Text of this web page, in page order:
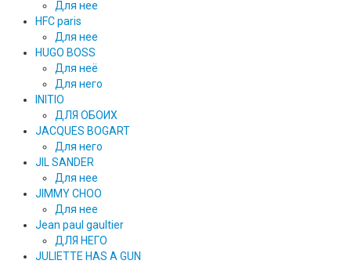
Для нее
HFC paris
Для нее
HUGO BOSS
Для неё
Для него
INITIO
ДЛЯ ОБОИХ
JACQUES BOGART
Для него
JIL SANDER
Для нее
JIMMY CHOO
Для нее
Jean paul gaultier
ДЛЯ НЕГО
JULIETTE HAS A GUN